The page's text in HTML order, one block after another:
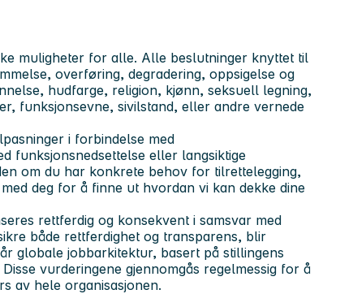
muligheter for alle. Alle beslutninger knyttet til
overføring, degradering, oppsigelse og
hudfarge, religion, kjønn, seksuell legning,
funksjonsevne, sivilstand, eller andre vernede
i forbindelse med
funksjonsnedsettelse eller langsiktige
om du har konkrete behov for tilrettelegging,
deg for å finne ut hvordan vi kan dekke dine
rettferdig og konsekvent i samsvar med
både rettferdighet og transparens, blir
globale jobbarkitektur, basert på stillingens
vurderingene gjennomgås regelmessig for å
av hele organisasjonen.